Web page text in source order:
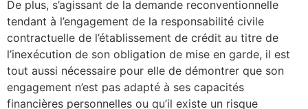
De plus, s’agissant de la demande reconventionnelle
tendant à l’engagement de la responsabilité civile
contractuelle de l’établissement de crédit au titre de
l’inexécution de son obligation de mise en garde, il est
tout aussi nécessaire pour elle de démontrer que son
engagement n’est pas adapté à ses capacités
financières personnelles ou qu’il existe un risque